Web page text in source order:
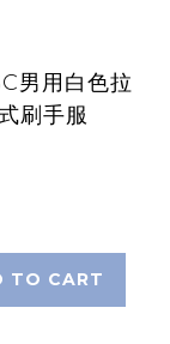
男用白色拉
刷手服
TO CART